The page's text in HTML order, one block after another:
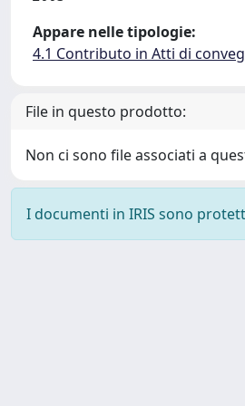
Appare nelle tipologie:
4.1 Contributo in Atti di
File in questo prodotto:
Non ci sono file associati a
I documenti in IRIS sono